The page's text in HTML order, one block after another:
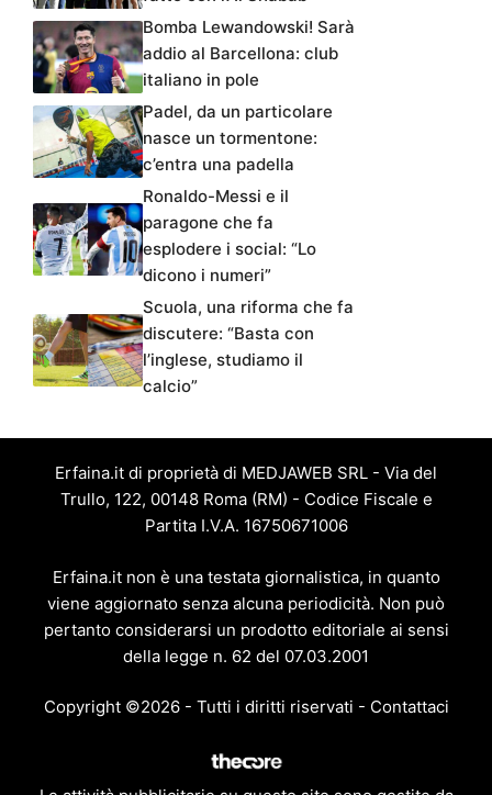
Bomba Lewandowski! Sarà
addio al Barcellona: club
italiano in pole
Padel, da un particolare
nasce un tormentone:
c’entra una padella
Ronaldo-Messi e il
paragone che fa
esplodere i social: “Lo
dicono i numeri”
Scuola, una riforma che fa
discutere: “Basta con
l’inglese, studiamo il
calcio”
Erfaina.it di proprietà di MEDJAWEB SRL - Via del
Trullo, 122, 00148 Roma (RM) - Codice Fiscale e
Partita I.V.A. 16750671006
Erfaina.it non è una testata giornalistica, in quanto
viene aggiornato senza alcuna periodicità. Non può
pertanto considerarsi un prodotto editoriale ai sensi
della legge n. 62 del 07.03.2001
Copyright ©2026 - Tutti i diritti riservati - Contattaci